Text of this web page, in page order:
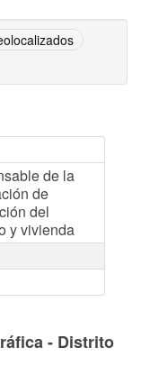
de la
de
del
y vivienda
- Distrito